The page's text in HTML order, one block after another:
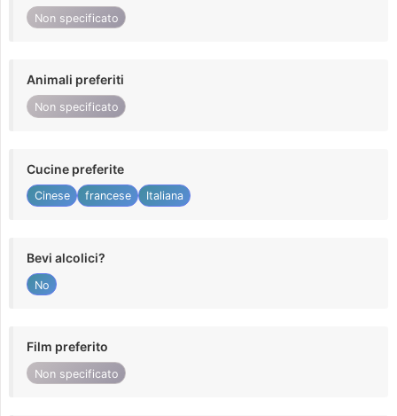
Non specificato
Animali preferiti
Non specificato
Cucine preferite
Cinese francese Italiana
Bevi alcolici?
No
Film preferito
Non specificato